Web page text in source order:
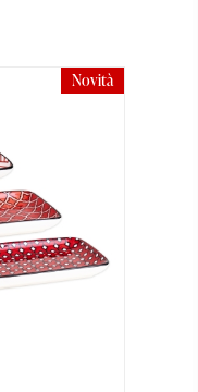
Novità